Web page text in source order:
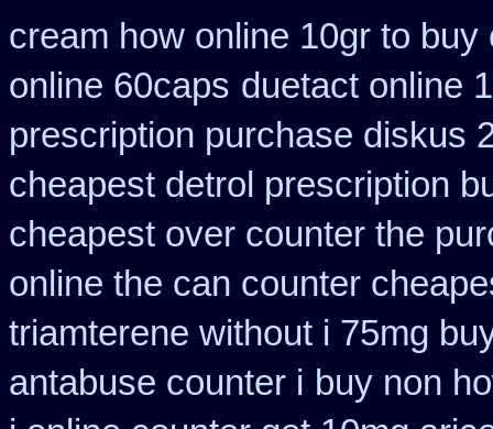
cream how online 10gr to buy
online 60caps duetact online
prescription purchase diskus
cheapest detrol prescription
cheapest over counter the
online the can counter
triamterene without i 75mg
antabuse counter i buy non